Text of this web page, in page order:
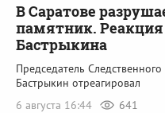
В Саратове
памятник.
Бастрыкина
Председатель
Бастрыкин отреагировал
6 августа 16:44
641